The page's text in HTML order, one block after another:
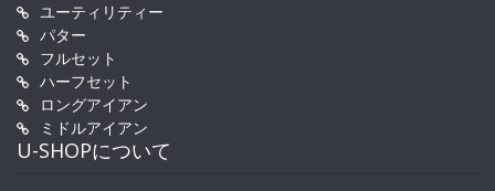
ユーティリティー
パター
フルセット
ハーフセット
ロングアイアン
ミドルアイアン
U-SHOPについて